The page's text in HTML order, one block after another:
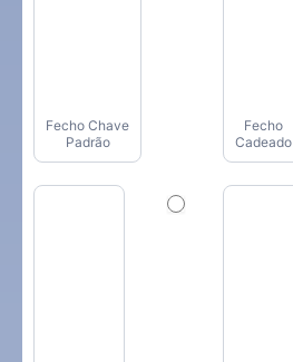
Fecho Chave
Padrão
Fecho
Cadeado